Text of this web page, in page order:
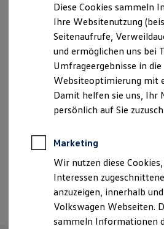
Behörden
Direktkunden
Sonderfahrzeuge
Anpfiff zum Gewinn
Elektromobilität
Elektroautos
ID. Tutorials
Der neue ID. Polo
Der neue ID.3 Neo
Der ID.4
Der ID.7
Der ID.7 GTX
Der ID.7 Tourer
Der ID.7 GTX Tourer
Der ID. Buzz
Der neue ID. Cross
Elektrofahrzeugkonzepte
ID. EVERY1
Lachen 1, 88214 Ravensburg
ravensburg@autohaus-
+49 751 79106200
Montag-Freitag
Samstag
09:00
Sonntag
Diese Cookies sammeln
Ihre Websitenutzung
Seitenaufrufe,
und ermöglichen uns bei
Umfrageergebnisse in die
Websiteoptimierung mit
Damit helfen sie uns, Ihr
persönlich auf Sie
Marketing
Wir nutzen diese
Interessen
anzuzeigen, innerhalb
Volkswagen Webseiten.
sammeln Informationen